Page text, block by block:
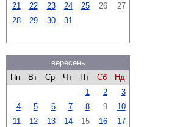
21
22 23 24 25 26
27
28
29 30 31
вересень
Пн
Вт Ср Чт Пт Сб
Нд
1
2
3
4
5 6 7 8 9
10
11
12 13 14 15 16
17